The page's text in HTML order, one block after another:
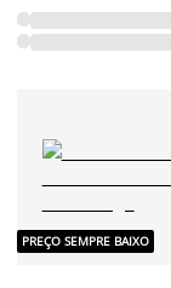
PREÇO SEMPRE BAIXO